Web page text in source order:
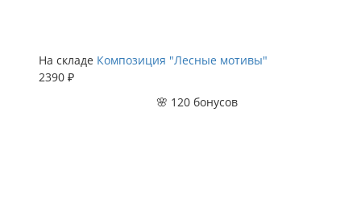
На складе Композиция "Лесные мотивы"
2390 ₽
🌸 120 бонусов